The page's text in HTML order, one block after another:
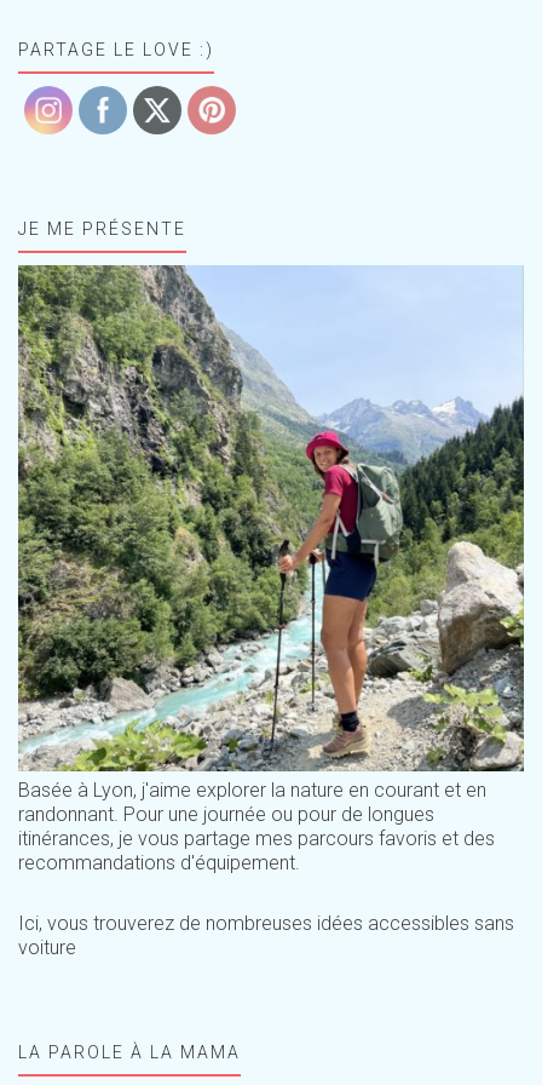
PARTAGE LE LOVE :)
JE ME PRÉSENTE
Basée à Lyon, j'aime explorer la nature en courant et en
randonnant. Pour une journée ou pour de longues
itinérances, je vous partage mes parcours favoris et des
recommandations d'équipement.
Ici, vous trouverez de nombreuses idées accessibles sans
voiture
LA PAROLE À LA MAMA